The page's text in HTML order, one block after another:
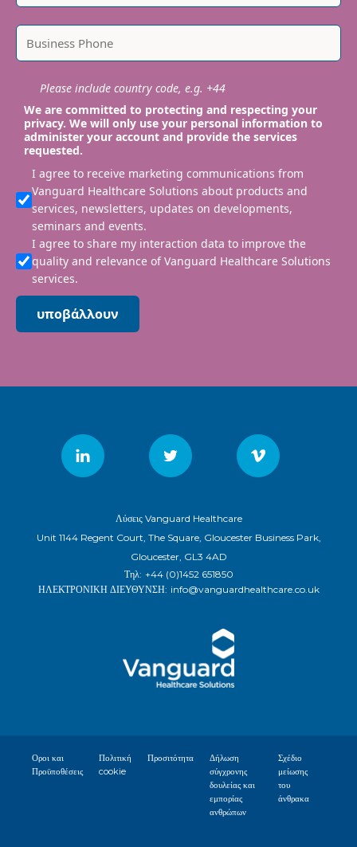
Please include country code, e.g. +44
We are committed to protecting and respecting your
privacy. We will only use your personal information to
administer your account and provide the services
requested.
I agree to receive marketing communications from
Vanguard Healthcare Solutions about products and
services, newsletters, updates on developments,
seminars and events.
I agree to share my interaction data to improve the
quality and relevance of Vanguard Healthcare Solutions
services.
υποβάλλουν
Λύσεις Vanguard Healthcare
Unit 1144 Regent Court, The Square, Gloucester Business Park,
Gloucester, GL3 4AD
Τηλ: +44 (0)1452 651850
ΗΛΕΚΤΡΟΝΙΚΗ ΔΙΕΥΘΥΝΣΗ: info@vanguardhealthcare.co.uk
Οροι και
Προϋποθέσεις
Πολιτική
cookie
Προσιτότητα
Δήλωση
σύγχρονης
δουλείας και
εμπορίας
ανθρώπων
Σχέδιο
μείωσης
του
άνθρακα